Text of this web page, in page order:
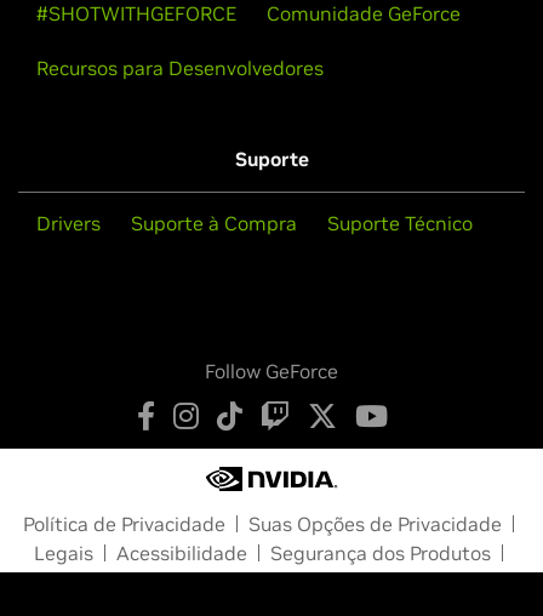
#SHOTWITHGEFORCE Comunidade GeForce
Recursos para Desenvolvedores
Suporte
Drivers Suporte à Compra Suporte Técnico
Follow GeForce
Política de Privacidade
Suas Opções de Privacidade
Legais
Acessibilidade
Segurança dos Produtos